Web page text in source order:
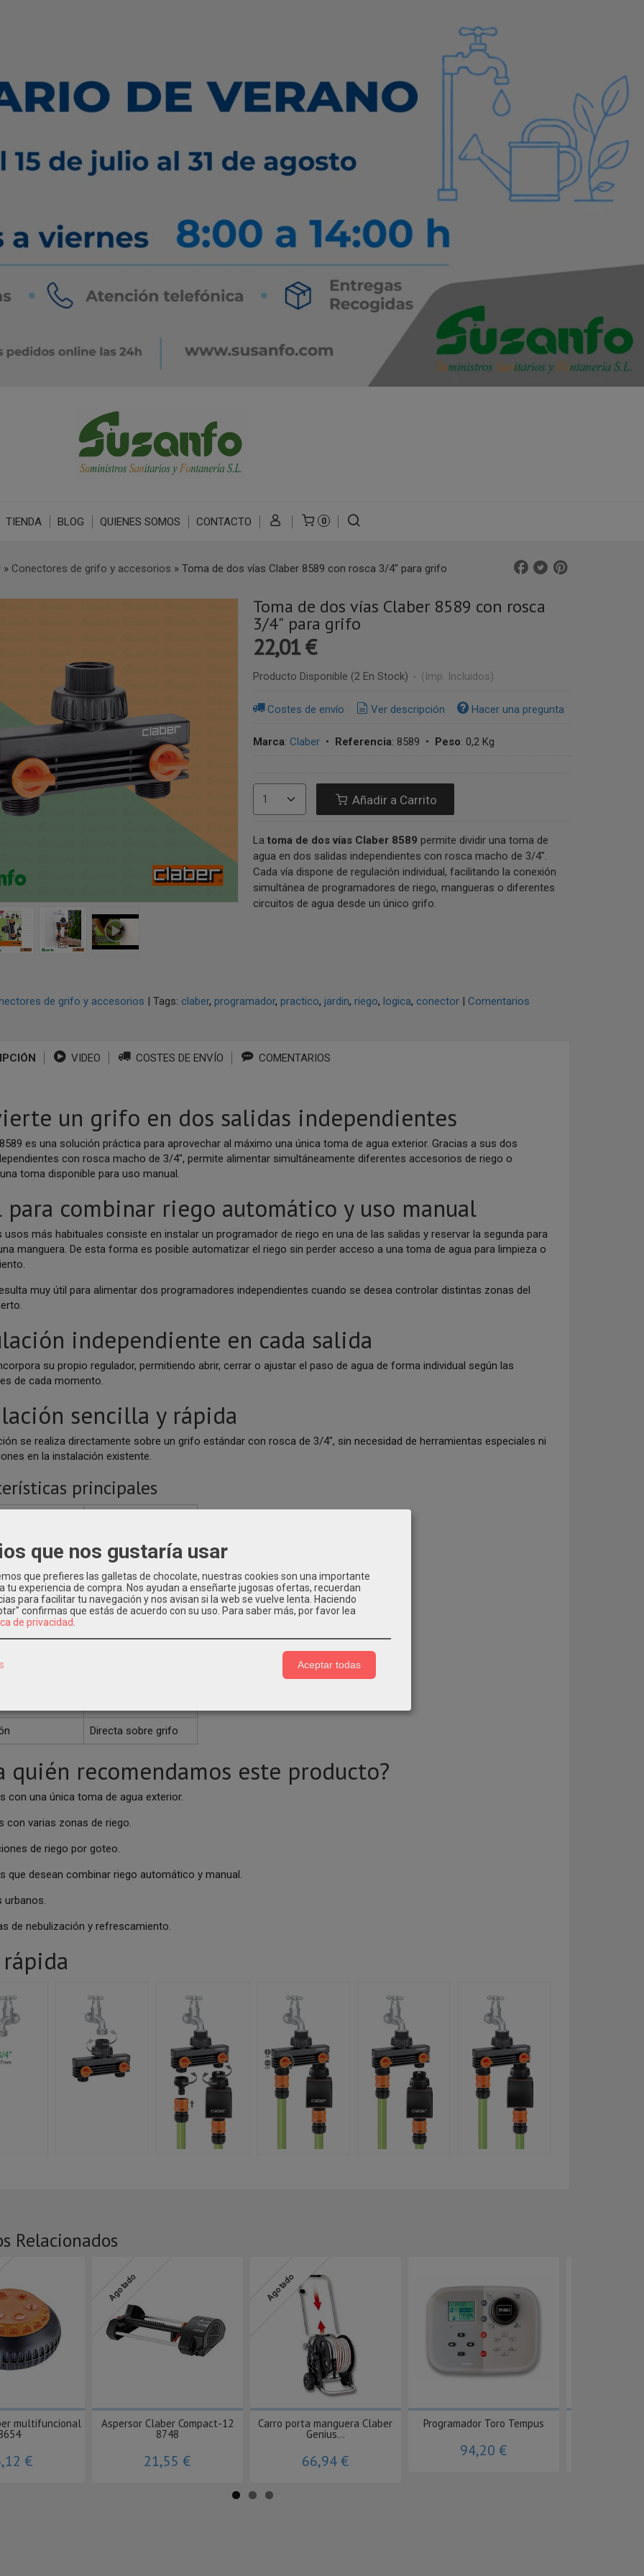
TIENDA BLOG QUIENES SOMOS CONTACTO 0
» Conectores de grifo y accesorios » Toma de dos vías Claber 8589 con rosca 3/4" para grifo
Toma de dos vías Claber 8589 con rosca
3/4" para grifo
22,01 €
Producto Disponible (2 En Stock) - (Imp. Incluidos)
Costes de envío Ver descripción Hacer una pregunta
Marca: Claber• Referencia: 8589 • Peso: 0,2 Kg
Añadir a Carrito
La toma de dos vías Claber 8589 permite dividir una toma de
agua en dos salidas independientes con rosca macho de 3/4".
Cada vía dispone de regulación individual, facilitando la conexión
simultánea de programadores de riego, mangueras o diferentes
circuitos de agua desde un único grifo.
de grifo y accesorios | Tags: claber programador practico jardin riego logica conector | Comentarios
VIDEO COSTES DE ENVÍO COMENTARIOS
un grifo en dos salidas independientes
es una solución práctica para aprovechar al máximo una única toma de agua exterior. Gracias a sus dos
con rosca macho de 3/4", permite alimentar simultáneamente diferentes accesorios de riego o
toma disponible para uso manual.
para combinar riego automático y uso manual
usos más habituales consiste en instalar un programador de riego en una de las salidas y reservar la segunda para
manguera. De esta forma es posible automatizar el riego sin perder acceso a una toma de agua para limpieza o
muy útil para alimentar dos programadores independientes cuando se desea controlar distintas zonas del
independiente en cada salida
su propio regulador, permitiendo abrir, cerrar o ajustar el paso de agua de forma individual según las
de cada momento.
sencilla y rápida
se realiza directamente sobre un grifo estándar con rosca de 3/4", sin necesidad de herramientas especiales ni
en la instalación existente.
principales
Claber 8589
Toma de dos vías
salidas 2
independiente
Directa sobre grifo
quién recomendamos este producto?
con una única toma de agua exterior.
con varias zonas de riego.
de riego por goteo.
que desean combinar riego automático y manual.
urbanos.
de nebulización y refrescamiento.
Relacionados
multifuncional
€
Agotado
Aspersor Claber Compact-12
8748
21,55 €
Agotado
Carro porta manguera Claber
Genius...
66,94 €
Programador Toro Tempus
94,20 €
que nos gustaría usar
que prefieres las galletas de chocolate, nuestras cookies son una importante
tu experiencia de compra. Nos ayudan a enseñarte jugosas ofertas, recuerdan
para facilitar tu navegación y nos avisan si la web se vuelve lenta. Haciendo
confirmas que estás de acuerdo con su uso. Para saber más, por favor lea
de privacidad
Aceptar todas